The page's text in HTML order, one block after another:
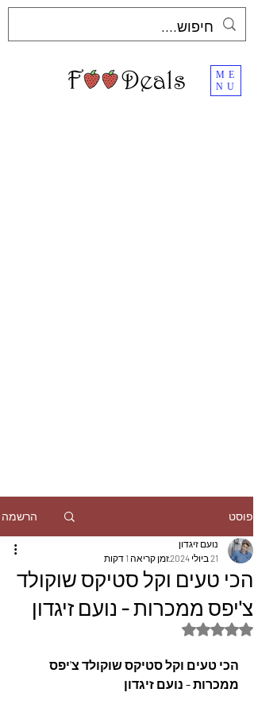
ME
NU
פוסט הרשמה
הכי טעים וקל סטיקס שוקולד
צ'יפס ממכרות - נועם זיגדון
נועם זיגדון
21 ביולי 2024
זמן קריאה 1 דקות
דירוג של NaN מתוך 5 כוכבים
הכי טעים וקל סטיקס שוקולד צ'יפס
ממכרות - נועם זיגדון